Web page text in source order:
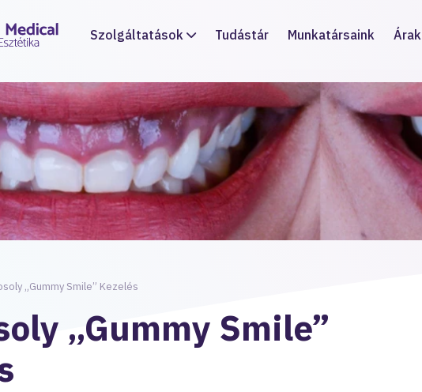
Szolgáltatások Tudástár Munkatársaink Árak
„Gummy Smile” Kezelés
„Gummy Smile”